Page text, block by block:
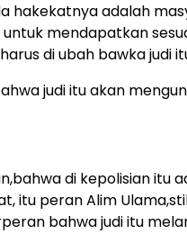
hakekatnya adalah
mendapatkan
di ubah bawka judi
judi itu akan
di kepolisian
itu peran Alim
bahwa judi itu